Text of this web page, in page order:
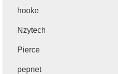
hooke
Nzytech
Pierce
pepnet